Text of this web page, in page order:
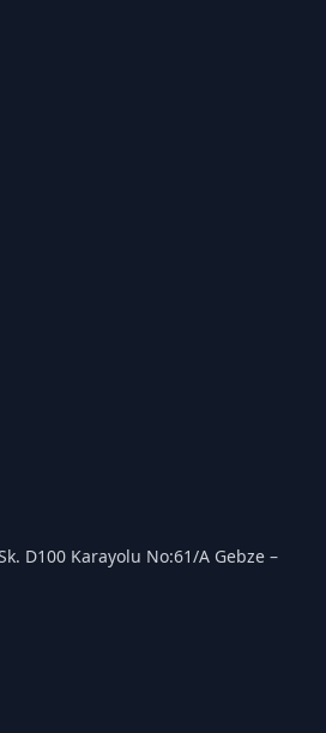
D100 Karayolu No:61/A Gebze –